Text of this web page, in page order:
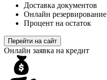
Доставка документов
Онлайн резервирование
Процент на остаток
Перейти на сайт
Онлайн заявка на кредит